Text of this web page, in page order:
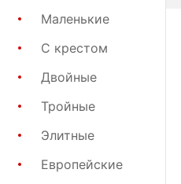
Маленькие
С крестом
Двойные
Тройные
Элитные
Европейские